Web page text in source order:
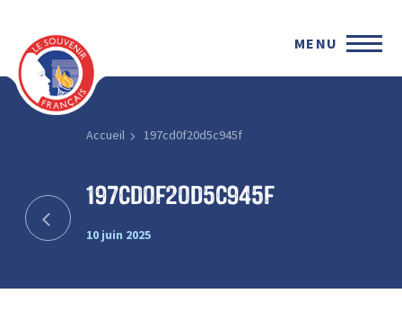
MENU
Accueil 197cd0f20d5c945f
197cd0f20d5c945f
10 juin 2025